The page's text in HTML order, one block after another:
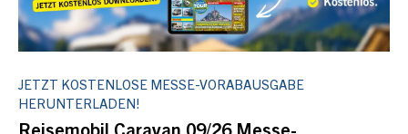
JETZT KOSTENLOSE MESSE-VORABAUSGABE
HERUNTERLADEN!